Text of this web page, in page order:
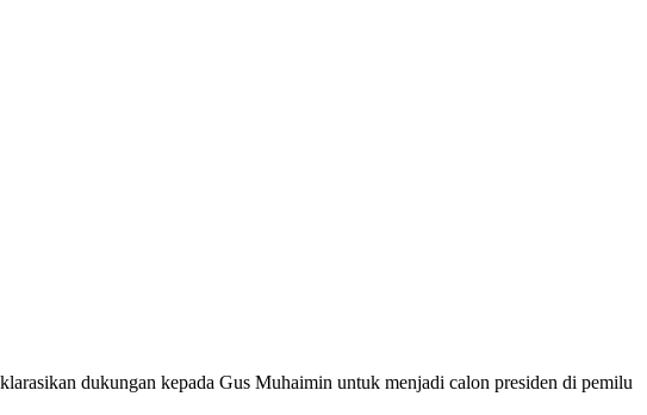
dukungan kepada Gus Muhaimin untuk menjadi calon presiden di pemilu